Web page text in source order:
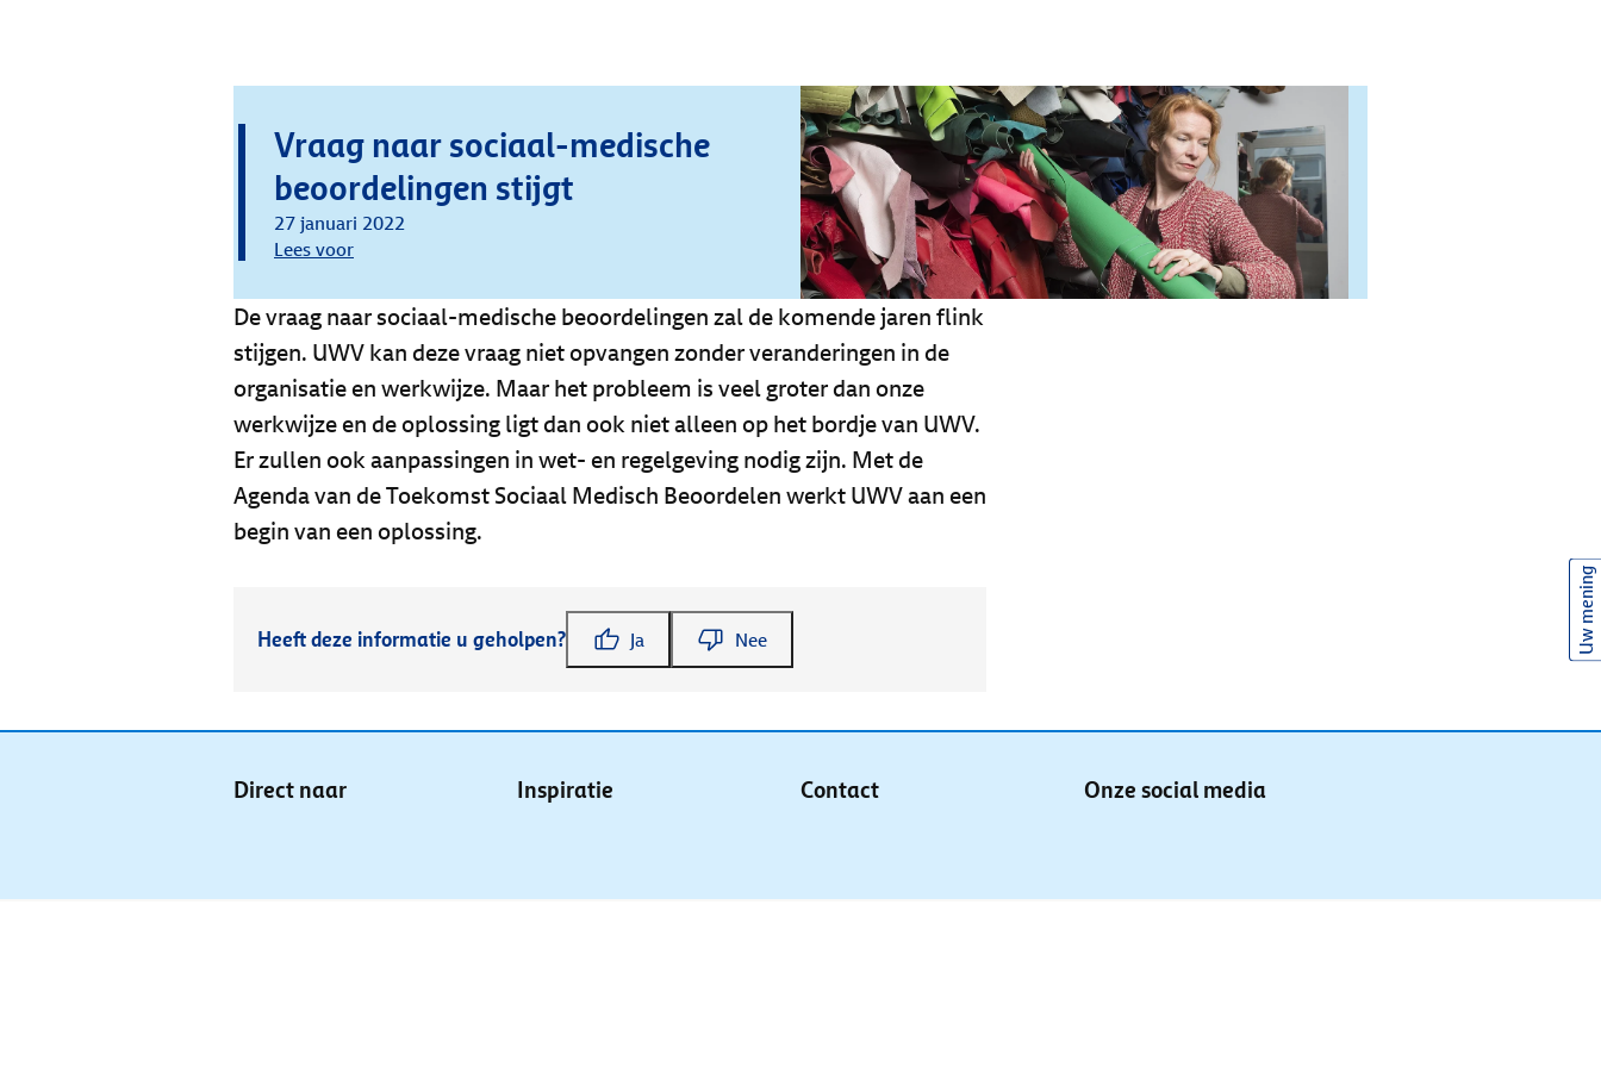
Vraag naar sociaal-medische
beoordelingen stijgt
27 januari 2022
Lees voor
De vraag naar sociaal-medische beoordelingen zal de komende jaren flink
stijgen. UWV kan deze vraag niet opvangen zonder veranderingen in de
organisatie en werkwijze. Maar het probleem is veel groter dan onze
werkwijze en de oplossing ligt dan ook niet alleen op het bordje van UWV.
Er zullen ook aanpassingen in wet- en regelgeving nodig zijn. Met de
Agenda van de Toekomst Sociaal Medisch Beoordelen werkt UWV aan een
begin van een oplossing.
Heeft deze informatie u geholpen? Ja Nee
Direct naar Inspiratie Contact Onze social media
Uw mening